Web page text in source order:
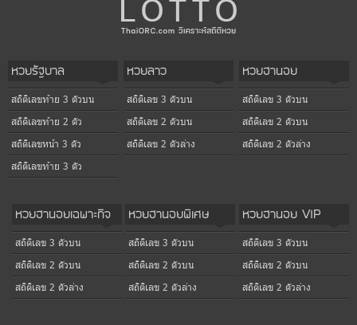
หวยรัฐบาล
สถิติเลขท้าย 3 ตัวบน
สถิติเลขท้าย 2 ตัว
สถิติเลขหน้า 3 ตัว
สถิติเลขท้าย 3 ตัว
หวยลาว
สถิติเลข 3 ตัวบน
สถิติเลข 2 ตัวบน
สถิติเลข 2 ตัวล่าง
หวยฮานอย
สถิติเลข 3 ตัวบน
สถิติเลข 2 ตัวบน
สถิติเลข 2 ตัวล่าง
หวยฮานอยเฉพาะกิจ
สถิติเลข 3 ตัวบน
สถิติเลข 2 ตัวบน
สถิติเลข 2 ตัวล่าง
หวยฮานอยพิเศษ
สถิติเลข 3 ตัวบน
สถิติเลข 2 ตัวบน
สถิติเลข 2 ตัวล่าง
หวยฮานอย VIP
สถิติเลข 3 ตัวบน
สถิติเลข 2 ตัวบน
สถิติเลข 2 ตัวล่าง